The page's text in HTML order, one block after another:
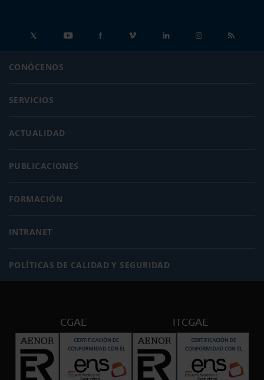
CONÓCENOS
SERVICIOS
ACTUALIDAD
PUBLICACIONES
FORMACIÓN
INTRANET
POLÍTICAS DE CALIDAD Y SEGURIDAD
CGAE ITCGAE